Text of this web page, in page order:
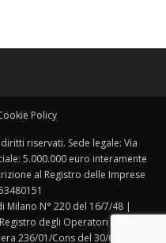
Policy
riservati. Sede legale: Via
5.000.000 euro interamente
al Registro delle Imprese
Milano N° 220 del 16/7/48 |
degli Operatori della
236/01/Cons del 30/6/2001